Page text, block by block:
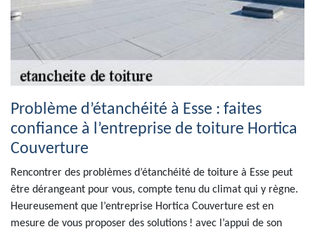
Problème d’étanchéité à Esse : faites
confiance à l’entreprise de toiture Hortica
Couverture
Rencontrer des problèmes d’étanchéité de toiture à Esse peut
être dérangeant pour vous, compte tenu du climat qui y règne.
Heureusement que l’entreprise Hortica Couverture est en
mesure de vous proposer des solutions ! avec l’appui de son